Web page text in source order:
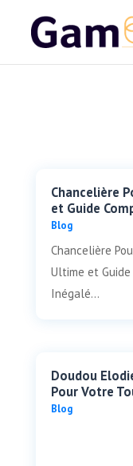
Chancelière
et Guide
Blog
Chancelière
Ultime et
Inégalé...
Doudou
Pour Votre
Blog